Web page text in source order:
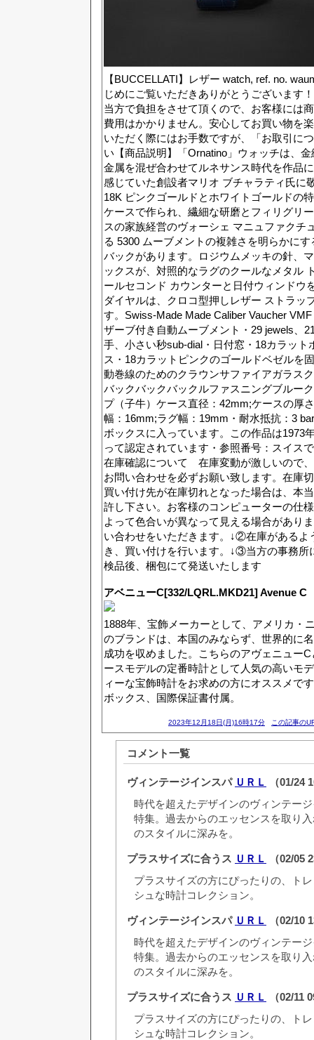
【BUCCELLATI】レザー watch, ref. no.
じめにご覧いただきありがとうございます
当方で負担をさせて頂くので、お客様には
費用はかかりません。安心してお買い物を
いただく際にはお手数ですが、「お取引に
い【商品説明】「Ornatino」ウォッチは、
金属を混ぜ合わせてルネサンス時代を作品
感じていた創設者マリオ ブチャラティ氏に
18K ピンクゴールドとホワイトゴールドの
ケースで作られ、繊細な研磨とフィリグリ
スの家族経営のヴォーシェ マニュファクチ
る 5300 ムーブメントの複雑さを明らかに
バックがあります。ロジウムメッキの針、
ックスが、対照的なラグのクールなメタル
ールセコンド カウンターと日付ウィンドウ
ダイヤルは、クロコ型押しレザー ストラッ
す。Swiss-Made Made Caliber Vaucher
ザーブ付き自動ムーブメント・29 jewels、
手、小さい秒sub-dial・日付窓・18カラット
ス・18カラットピンクのゴールドベゼルを
動巻線のためのクラウンサファイアガラス
バックバックバックルファスニングブルー
プ（子牛）ケース直径：42mm;ケースの厚
幅：16mm;ラグ幅：19mm・耐水抵抗：3
ボックスに入っています。この作品は1973
って認定されています・参照番号：スイス
在庫確認について 在庫変動が激しいので
お問い合わせを必ずお願い致します。在庫
買い付け先が在庫切れとなった場合は、本
許し下さい。お客様のコンピューターの仕
よって色合いが異なって見える場合があり
い合わせをいただきます。↓②在庫があるよ
き、買い付けを行います。↓③当方の事務
検品後、梱包にて発送いたします
アベニューC[332/LQRL.MKD21] Avenue C
1888年、宝飾メーカーとして、アメリカ・
のブランドは、本国のみならず、世界的に
成功を収めました。こちらのアヴェニュー
ースモデルの定番時計として人気の高いモ
ィーな宝飾時計をお求めの方にオススメで
ボックス、国際保証書付属。
2023年12月18日(月)16時17分 この記事の
コメント一覧
ヴィンテージインスパ ＵＲＬ
（01/24
時代を超えたデザインのヴィンテー
特集。過去からのエッセンスを取り
のスタイルに深みを。
プラスサイズに合うス ＵＲＬ
（02/05
プラスサイズの方にぴったりの、ト
シュな時計コレクション。
ヴィンテージインスパ ＵＲＬ
（02/10
時代を超えたデザインのヴィンテー
特集。過去からのエッセンスを取り
のスタイルに深みを。
プラスサイズに合うス ＵＲＬ
（02/11
プラスサイズの方にぴったりの、ト
シュな時計コレクション。